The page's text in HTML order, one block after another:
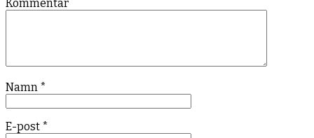
Kommentar
Namn *
E-post *